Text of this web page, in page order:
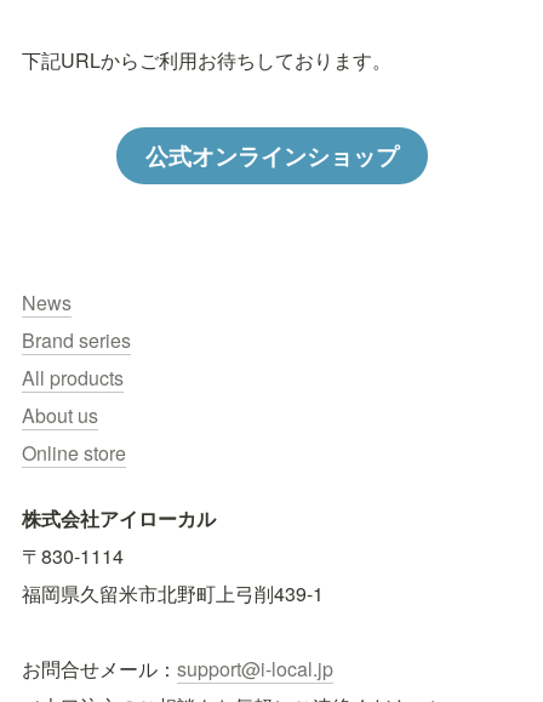
下記URLからご利用お待ちしております。
公式オンラインショップ
News
Brand series
All products
About us
Online store
株式会社アイローカル
〒830-1114
福岡県久留米市北野町上弓削439-1
お問合せメール： support@i-local.jp